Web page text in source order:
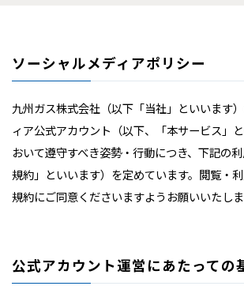
ソーシャルメディアポリシー
九州ガス株式会社（以下「当社」といいます
ィア公式アカウント（以下、「本サービス」
おいて遵守すべき姿勢・行動につき、下記の
規約」といいます）を定めています。閲覧・
規約にご同意くださいますようお願いいたしま
公式アカウント運営にあたっての